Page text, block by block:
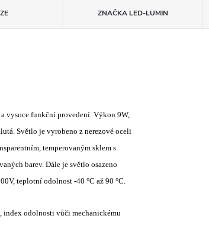
ZNAČKALED-LUMIN
vysoce funkční provedení. Výkon 9W,
Světlo je vyrobeno z nerezové oceli
temperovaným sklem s
barev. Dále je světlo osazeno
teplotní odolnost -40 °C až 90 °C.
index odolnosti vůči mechanickému